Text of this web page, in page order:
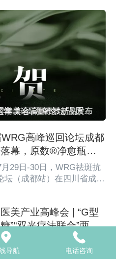
圆满落幕|第一届整合医学美容高峰论坛暨原数新品发布会盛况
高峰巡回论坛成都
幕，原数®净愈瓶精
月29日-30日，WRG祛斑抗
坛（成都站）在四川省成都
专家学者，共同探讨祛斑抗
最新动态与未来趋势。原数
应邀在本次论坛精彩亮相，
美者提供高效方案。
美产业高峰会 | “G型
”“双光疗法联合”两大
谈美
，第五届“伊人三悦・成都有
产业创新发展暨2025“医美之
导航 电话咨询